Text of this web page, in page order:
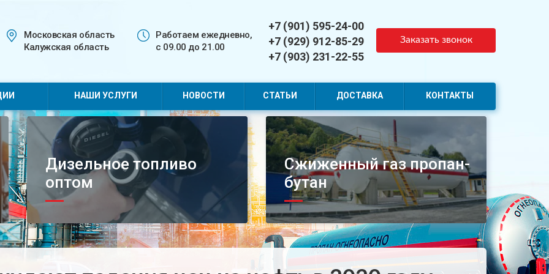
Московская область
Калужская область
Работаем ежедневно,
с 09.00 до 21.00
+7 (901) 595-24-00
+7 (929) 912-85-29
+7 (903) 231-22-55
Заказать звонок
НАШИ УСЛУГИ НОВОСТИ СТАТЬИ ДОСТАВКА КОНТАКТЫ
Дизельное топливо
оптом
Сжиженный газ пропан-
бутан